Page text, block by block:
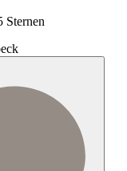
Sternen